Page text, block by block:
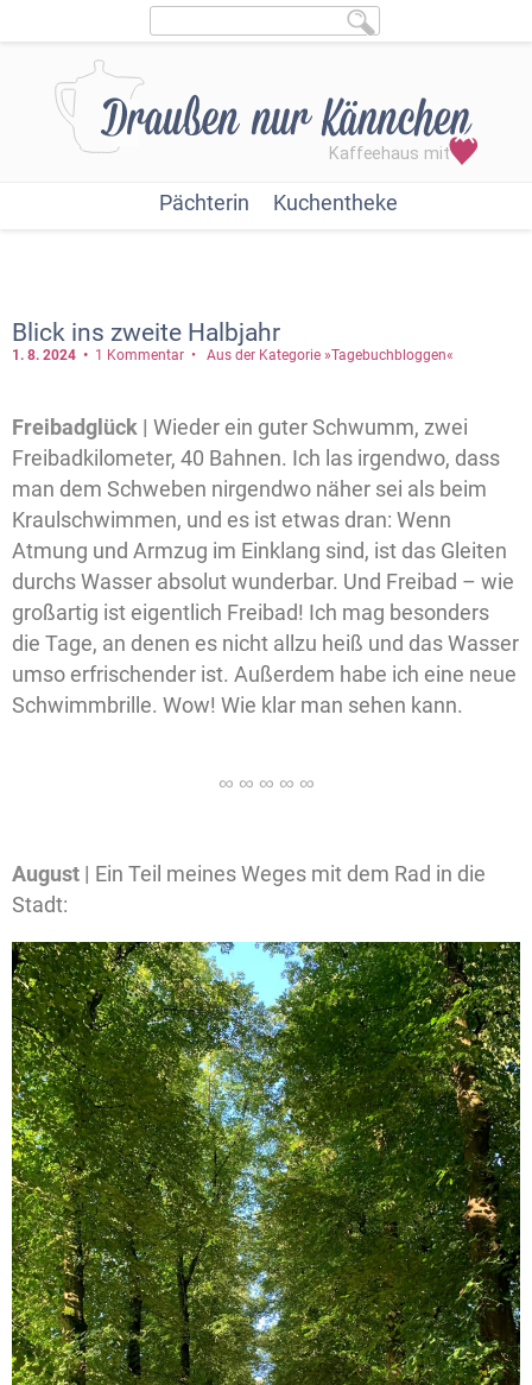
Pächterin Kuchentheke
Blick ins zweite Halbjahr
1. 8. 2024 1 Kommentar Aus der Kategorie »Tagebuchbloggen«
Freibadglück | Wieder ein guter Schwumm, zwei
Freibadkilometer, 40 Bahnen. Ich las irgendwo, dass
man dem Schweben nirgendwo näher sei als beim
Kraulschwimmen, und es ist etwas dran: Wenn
Atmung und Armzug im Einklang sind, ist das Gleiten
durchs Wasser absolut wunderbar. Und Freibad – wie
großartig ist eigentlich Freibad! Ich mag besonders
die Tage, an denen es nicht allzu heiß und das Wasser
umso erfrischender ist. Außerdem habe ich eine neue
Schwimmbrille. Wow! Wie klar man sehen kann.
August | Ein Teil meines Weges mit dem Rad in die
Stadt: